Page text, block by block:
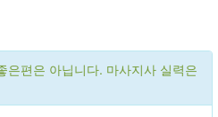
은편은 아닙니다. 마사지사 실력은